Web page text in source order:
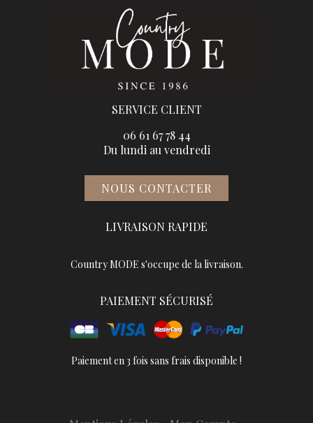
SERVICE CLIENT
06 61 67 78 44
Du lundi au vendredi
NOUS CONTACTER
LIVRAISON RAPIDE
Country MODE s'occupe de la livraison.
PAIEMENT SÉCURISÉ
Paiement en 3 fois sans frais disponible !